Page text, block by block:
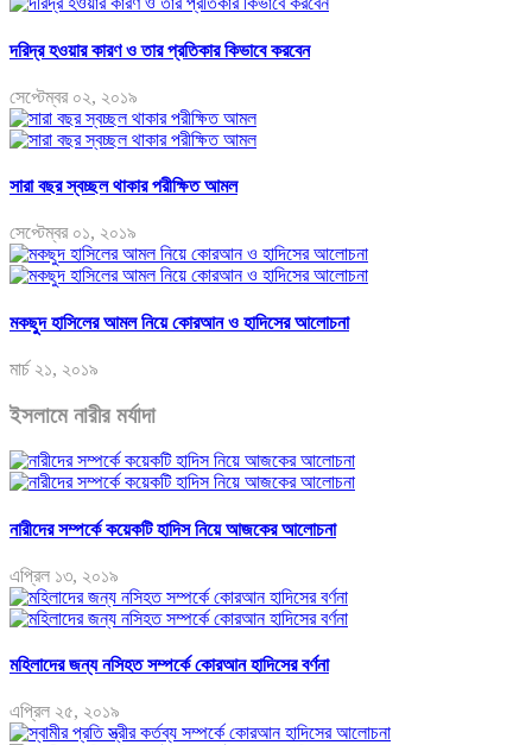
দরিদ্র হওয়ার কারণ ও তার প্রতিকার কিভাবে করবেন
সেপ্টেম্বর ০২, ২০১৯
সারা বছর স্বচ্ছল থাকার পরীক্ষিত আমল
সেপ্টেম্বর ০১, ২০১৯
মকছুদ হাসিলের আমল নিয়ে কোরআন ও হাদিসের আলোচনা
মার্চ ২১, ২০১৯
ইসলামে নারীর মর্যাদা
নারীদের সম্পর্কে কয়েকটি হাদিস নিয়ে আজকের আলোচনা
এপ্রিল ১৩, ২০১৯
মহিলাদের জন্য নসিহত সম্পর্কে কোরআন হাদিসের বর্ণনা
এপ্রিল ২৫, ২০১৯